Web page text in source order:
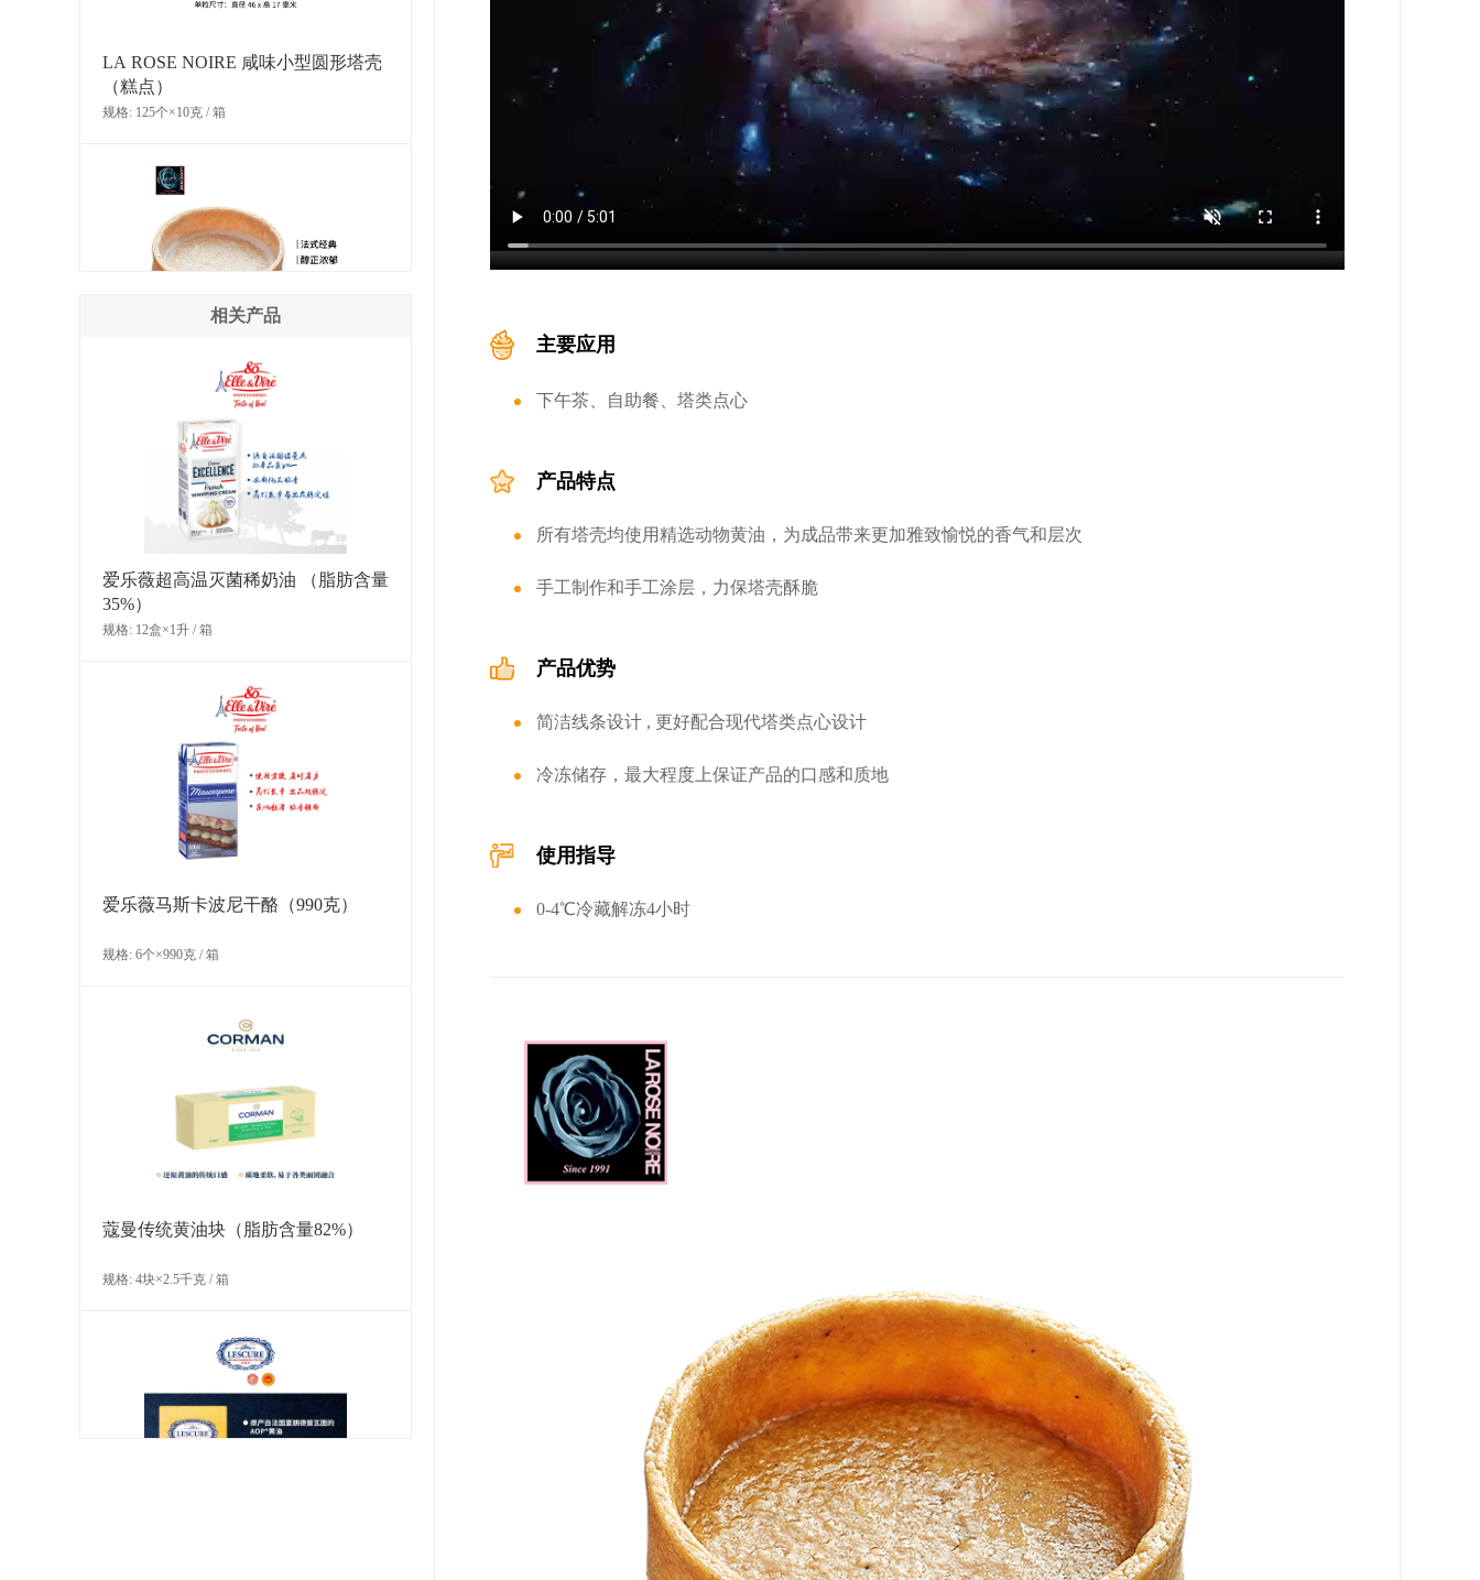
LA ROSE NOIRE 咸味小型圆形塔壳
（糕点）
规格: 125个×10克 / 箱
LA ROSE NOIRE 香草味大型圆形塔
规格: 45个×29克 / 箱
LA ROSE NOIRE迷你超薄花边塔壳
规格: 180个x3克 / 箱
LA ROSE NOIRE 中型圆形酥皮塔壳
LA ROSE NOIRE 巧克力味小型圆形
规格: 125个×11克 / 箱
相关产品
爱乐薇超高温灭菌稀奶油 （脂肪含量
35%）
规格: 12盒×1升 / 箱
爱乐薇马斯卡波尼干酪（990克）
规格: 6个×990克 / 箱
蔻曼传统黄油块（脂肪含量82%）
规格: 4块×2.5千克 / 箱
主要应用
下午茶、自助餐、塔类点心
产品特点
所有塔壳均使用精选动物黄油，为成品带来更加雅致愉悦的香气和层次
手工制作和手工涂层，力保塔壳酥脆
产品优势
简洁线条设计 , 更好配合现代塔类点心设计
冷冻储存，最大程度上保证产品的口感和质地
使用指导
0-4℃冷藏解冻4小时